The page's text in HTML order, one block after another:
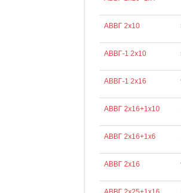
АВВГ 2х10
АВВГ-1 2х10
АВВГ-1 2х16
АВВГ 2х16+1х10
АВВГ 2х16+1х6
АВВГ 2х16